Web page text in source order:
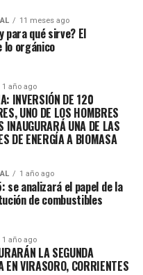
11 meses ago
para qué sirve? El
lo orgánico
1 año ago
INVERSIÓN DE 120
UNO DE LOS HOMBRES
INAUGURARÁ UNA DE LAS
DE ENERGÍA A BIOMASA
1 año ago
se analizará el papel de la
de combustibles
1 año ago
LA SEGUNDA
EN VIRASORO, CORRIENTES